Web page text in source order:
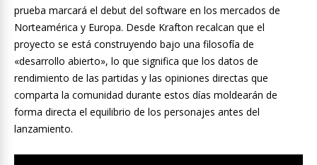
prueba marcará el debut del software en los mercados de
Norteamérica y Europa. Desde Krafton recalcan que el
proyecto se está construyendo bajo una filosofía de
«desarrollo abierto», lo que significa que los datos de
rendimiento de las partidas y las opiniones directas que
comparta la comunidad durante estos días moldearán de
forma directa el equilibrio de los personajes antes del
lanzamiento.